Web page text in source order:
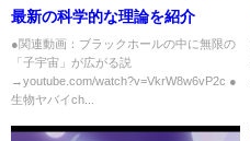
最新の科学的な理論を紹介
●関連動画：ブラックホールの中に無限の
「子宇宙」が広がる説
→youtube.com/watch?v=VkrW8w6vP2c ●
生物ヤバイch...